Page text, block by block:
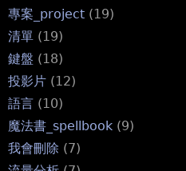
專案_project (19)
清單 (19)
鍵盤 (18)
投影片 (12)
語言 (10)
魔法書_spellbook (9)
我會刪除 (7)